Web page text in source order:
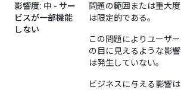
影響度: 中 - サー
ビスが一部機能
しない
問題の範囲または重大度
は限定的である。
この問題によりユーザー
の目に見えるような影響
は発生していない。
ビジネスに与える影響は